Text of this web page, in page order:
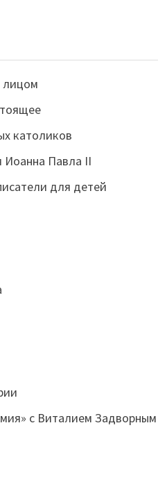
лицом
католиков
Иоанна Павла II
для детей
с Виталием Задворным